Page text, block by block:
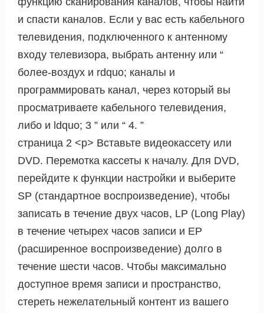
и спасти каналов. Если у вас есть кабельного
телевидения, подключенного к антенному
входу телевизора, выбрать антенну или “
более-воздух и rdquo; каналы и
программировать канал, через который вы
просматриваете кабельного телевидения,
либо и ldquo; 3 ” или “ 4. ”
страница 2 <р> Вставьте видеокассету или
DVD. Перемотка кассеты к началу. Для DVD,
перейдите к функции настройки и выберите
SP (стандартное воспроизведение), чтобы
записать в течение двух часов, LP (Long Play)
в течение четырех часов записи и EP
(расширенное воспроизведение) долго в
течение шести часов. Чтобы максимально
доступное время записи и пространство,
стереть нежелательный контент из вашего